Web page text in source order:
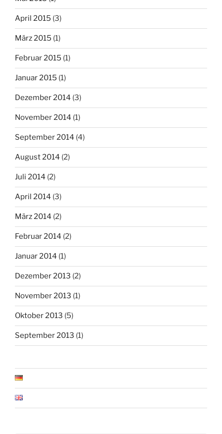
April 2015 (3)
März 2015 (1)
Februar 2015 (1)
Januar 2015 (1)
Dezember 2014 (3)
November 2014 (1)
September 2014 (4)
August 2014 (2)
Juli 2014 (2)
April 2014 (3)
März 2014 (2)
Februar 2014 (2)
Januar 2014 (1)
Dezember 2013 (2)
November 2013 (1)
Oktober 2013 (5)
September 2013 (1)